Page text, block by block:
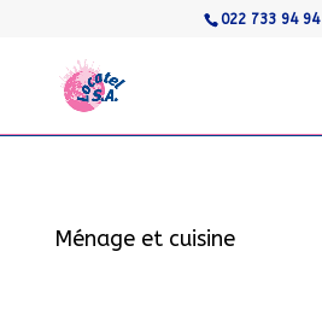
022 733 94 94
Ménage et cuisine